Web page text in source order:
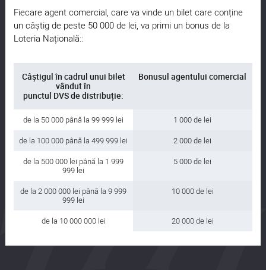
Fiecare agent comercial, care va vinde un bilet care conține
un câștig de peste 50 000 de lei, va primi un bonus de la
Loteria Națională::
Câștigul în cadrul unui bilet
vândut în
punctul DVS de distribuție:
Bonusul agentului comercial
de la 50 000 până la 99 999 lei
1 000 de lei
de la 100 000 până la 499 999 lei
2 000 de lei
de la 500 000 lei până la 1 999
999 lei
5 000 de lei
de la 2 000 000 lei până la 9 999
999 lei
10 000 de lei
de la 10 000 000 lei 20 000 de lei